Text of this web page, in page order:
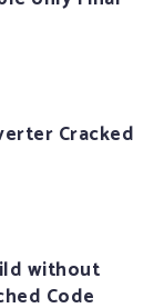
Cracked
without
Code